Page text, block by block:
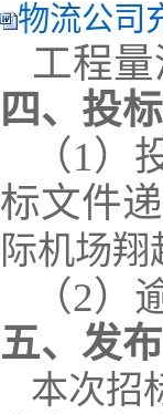
物流公司
工程
四、投
（1）
标文件
际机场
（2）
五、发
本次招